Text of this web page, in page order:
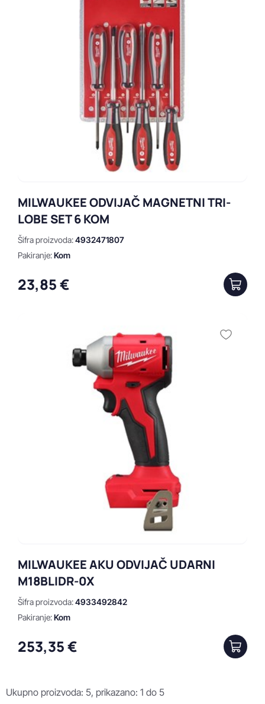
MILWAUKEE ODVIJAČ MAGNETNI TRI-
LOBE SET 6 KOM
Šifra proizvoda:4932471807
Pakiranje:Kom
23,85 €
MILWAUKEE AKU ODVIJAČ UDARNI
M18BLIDR-0X
Šifra proizvoda:4933492842
Pakiranje:Kom
253,35 €
Ukupno proizvoda: 5, prikazano: 1 do 5